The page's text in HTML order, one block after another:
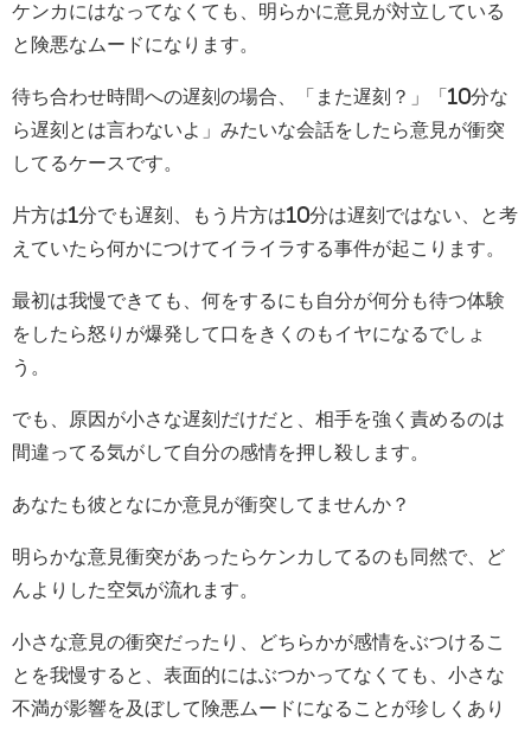
ケンカにはなってなくても、明らかに意見が対立している
と険悪なムードになります。
待ち合わせ時間への遅刻の場合、「また遅刻？」「10分な
ら遅刻とは言わないよ」みたいな会話をしたら意見が衝突
してるケースです。
片方は1分でも遅刻、もう片方は10分は遅刻ではない、と考
えていたら何かにつけてイライラする事件が起こります。
最初は我慢できても、何をするにも自分が何分も待つ体験
をしたら怒りが爆発して口をきくのもイヤになるでしょ
う。
でも、原因が小さな遅刻だけだと、相手を強く責めるのは
間違ってる気がして自分の感情を押し殺します。
あなたも彼となにか意見が衝突してませんか？
明らかな意見衝突があったらケンカしてるのも同然で、ど
んよりした空気が流れます。
小さな意見の衝突だったり、どちらかが感情をぶつけるこ
とを我慢すると、表面的にはぶつかってなくても、小さな
不満が影響を及ぼして険悪ムードになることが珍しくあり